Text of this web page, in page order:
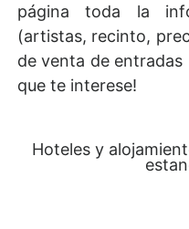
página toda la
(artistas, recinto,
de venta de
que te interese!
Hoteles y